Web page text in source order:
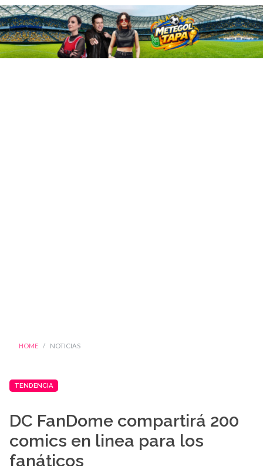
HOME NOTICIAS
TENDENCIA
DC FanDome compartirá 200
comics en linea para los
fanáticos